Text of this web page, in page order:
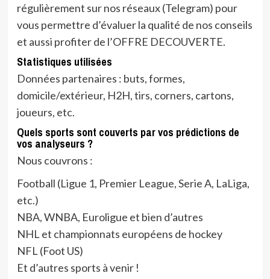
régulièrement sur nos réseaux (Telegram) pour
vous permettre d’évaluer la qualité de nos conseils
et aussi profiter de l’OFFRE DECOUVERTE.
Statistiques utilisées
Données partenaires : buts, formes,
domicile/extérieur, H2H, tirs, corners, cartons,
joueurs, etc.
Quels sports sont couverts par vos prédictions de
vos analyseurs ?
Nous couvrons :
Football (Ligue 1, Premier League, Serie A, LaLiga,
etc.)
NBA, WNBA, Euroligue et bien d’autres
NHL et championnats européens de hockey
NFL (Foot US)
Et d’autres sports à venir !